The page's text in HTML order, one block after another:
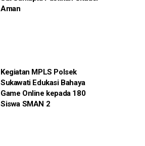
Aman
Kegiatan MPLS Polsek
Sukawati Edukasi Bahaya
Game Online kepada 180
Siswa SMAN 2